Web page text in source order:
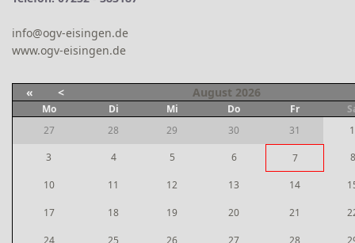
info@ogv-eisingen.de
www.ogv-eisingen.de
« < August 2026
Mo Di Mi Do Fr
27
28 29 30 31
1
3
4 5 6 7 8
10 11 12 13 14
17 18 19 20 21
24 25 26 27 28